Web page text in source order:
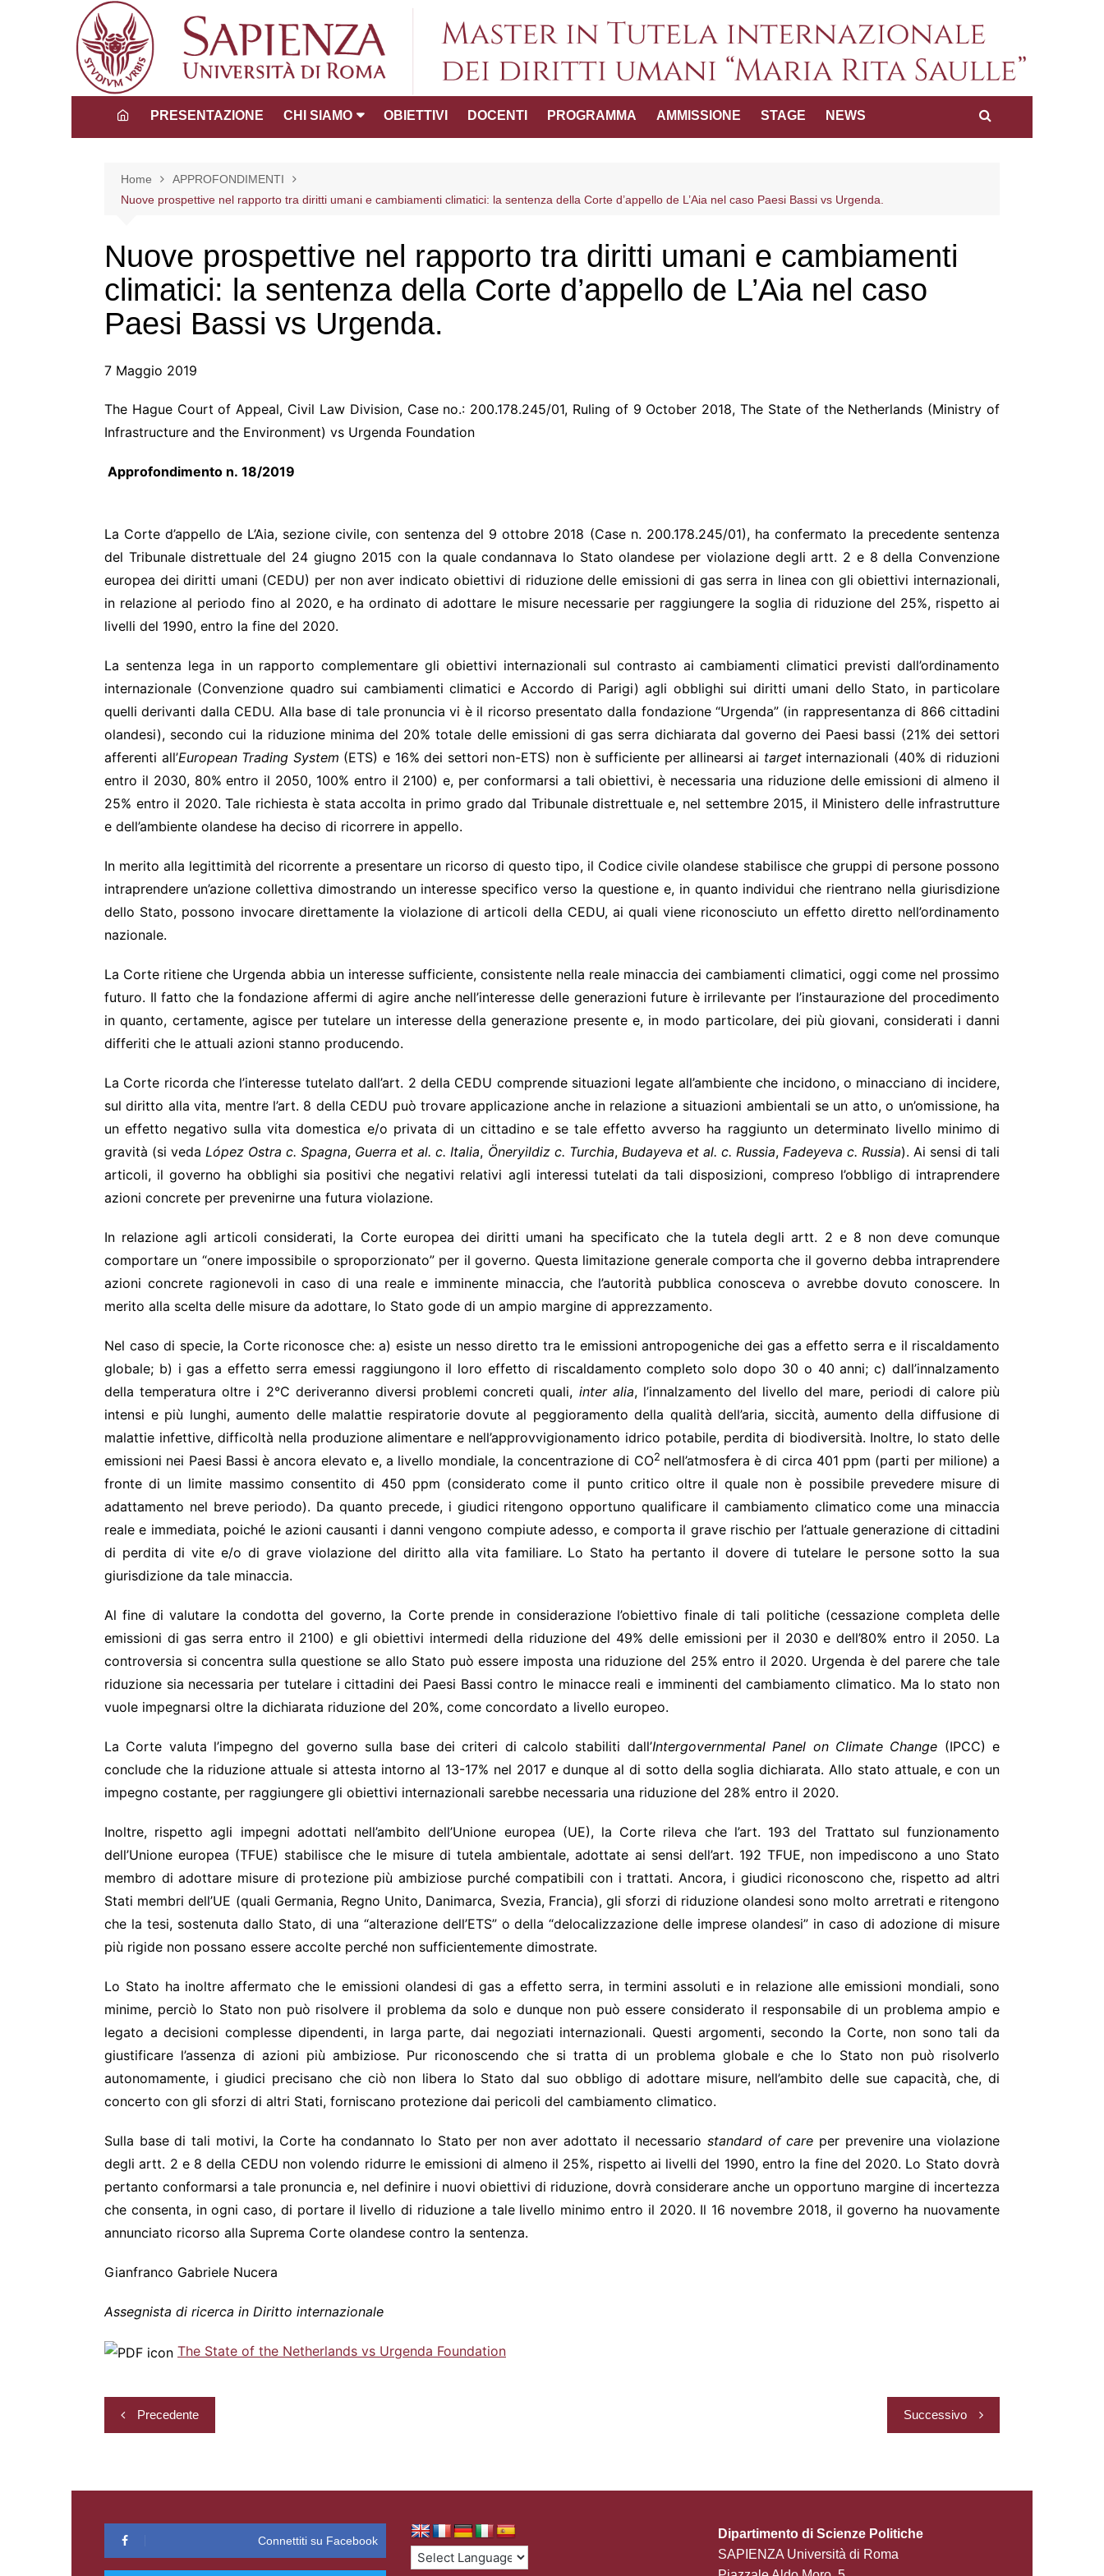
Master in Tutela internazionale dei diritti
umani "Maria Rita Saulle"
PRESENTAZIONE CHI SIAMO
Consiglio didattico-
La Comunità del Master
OBIETTIVI DOCENTI PROGRAMMA AMMISSIONE STAGE NEWS
Home
APPROFONDIMENTI
Nuove prospettive nel rapporto tra diritti umani e cambiamenti climatici: la sentenza della Corte d’appello de L’Aia nel caso Paesi Bassi vs Urgenda.
Nuove prospettive nel rapporto tra diritti umani e cambiamenti
climatici: la sentenza della Corte d’appello de L’Aia nel caso
Paesi Bassi vs Urgenda.
7 Maggio 2019
The Hague Court of Appeal, Civil Law Division, Case no.: 200.178.245/01, Ruling of 9 October 2018, The State of the Netherlands (Ministry of
Infrastructure and the Environment) vs Urgenda Foundation
Approfondimento n. 18/2019
La Corte d’appello de L’Aia, sezione civile, con sentenza del 9 ottobre 2018 (Case n. 200.178.245/01), ha confermato la precedente sentenza
del Tribunale distrettuale del 24 giugno 2015 con la quale condannava lo Stato olandese per violazione degli artt. 2 e 8 della Convenzione
europea dei diritti umani (CEDU) per non aver indicato obiettivi di riduzione delle emissioni di gas serra in linea con gli obiettivi internazionali,
in relazione al periodo fino al 2020, e ha ordinato di adottare le misure necessarie per raggiungere la soglia di riduzione del 25%, rispetto ai
livelli del 1990, entro la fine del 2020.
La sentenza lega in un rapporto complementare gli obiettivi internazionali sul contrasto ai cambiamenti climatici previsti dall’ordinamento
internazionale (Convenzione quadro sui cambiamenti climatici e Accordo di Parigi) agli obblighi sui diritti umani dello Stato, in particolare
quelli derivanti dalla CEDU. Alla base di tale pronuncia vi è il ricorso presentato dalla fondazione “Urgenda” (in rappresentanza di 866 cittadini
olandesi), secondo cui la riduzione minima del 20% totale delle emissioni di gas serra dichiarata dal governo dei Paesi bassi (21% dei settori
afferenti all’European Trading System (ETS) e 16% dei settori non-ETS) non è sufficiente per allinearsi ai target internazionali (40% di riduzioni
entro il 2030, 80% entro il 2050, 100% entro il 2100) e, per conformarsi a tali obiettivi, è necessaria una riduzione delle emissioni di almeno il
25% entro il 2020. Tale richiesta è stata accolta in primo grado dal Tribunale distrettuale e, nel settembre 2015, il Ministero delle infrastrutture
e dell’ambiente olandese ha deciso di ricorrere in appello.
In merito alla legittimità del ricorrente a presentare un ricorso di questo tipo, il Codice civile olandese stabilisce che gruppi di persone possono
intraprendere un’azione collettiva dimostrando un interesse specifico verso la questione e, in quanto individui che rientrano nella giurisdizione
dello Stato, possono invocare direttamente la violazione di articoli della CEDU, ai quali viene riconosciuto un effetto diretto nell’ordinamento
nazionale.
La Corte ritiene che Urgenda abbia un interesse sufficiente, consistente nella reale minaccia dei cambiamenti climatici, oggi come nel prossimo
futuro. Il fatto che la fondazione affermi di agire anche nell’interesse delle generazioni future è irrilevante per l’instaurazione del procedimento
in quanto, certamente, agisce per tutelare un interesse della generazione presente e, in modo particolare, dei più giovani, considerati i danni
differiti che le attuali azioni stanno producendo.
La Corte ricorda che l’interesse tutelato dall’art. 2 della CEDU comprende situazioni legate all’ambiente che incidono, o minacciano di incidere,
sul diritto alla vita, mentre l’art. 8 della CEDU può trovare applicazione anche in relazione a situazioni ambientali se un atto, o un’omissione, ha
un effetto negativo sulla vita domestica e/o privata di un cittadino e se tale effetto avverso ha raggiunto un determinato livello minimo di
gravità (si vedaLópez Ostra c. Spagna, Guerra et al. c. Italia, Öneryildiz c. Turchia, Budayeva et al. c. Russia, Fadeyeva c. Russia). Ai sensi di tali
articoli, il governo ha obblighi sia positivi che negativi relativi agli interessi tutelati da tali disposizioni, compreso l’obbligo di intraprendere
azioni concrete per prevenirne una futura violazione.
In relazione agli articoli considerati, la Corte europea dei diritti umani ha specificato che la tutela degli artt. 2 e 8 non deve comunque
comportare un “onere impossibile o sproporzionato” per il governo. Questa limitazione generale comporta che il governo debba intraprendere
azioni concrete ragionevoli in caso di una reale e imminente minaccia, che l’autorità pubblica conosceva o avrebbe dovuto conoscere. In
merito alla scelta delle misure da adottare, lo Stato gode di un ampio margine di apprezzamento.
Nel caso di specie, la Corte riconosce che: a) esiste un nesso diretto tra le emissioni antropogeniche dei gas a effetto serra e il riscaldamento
globale; b) i gas a effetto serra emessi raggiungono il loro effetto di riscaldamento completo solo dopo 30 o 40 anni; c) dall’innalzamento
della temperatura oltre i 2°C deriveranno diversi problemi concreti quali, inter alia, l’innalzamento del livello del mare, periodi di calore più
intensi e più lunghi, aumento delle malattie respiratorie dovute al peggioramento della qualità dell’aria, siccità, aumento della diffusione di
malattie infettive, difficoltà nella produzione alimentare e nell’approvvigionamento idrico potabile, perdita di biodiversità. Inoltre, lo stato delle
emissioni nei Paesi Bassi è ancora elevato e, a livello mondiale, la concentrazione di CO2 nell’atmosfera è di circa 401 ppm (parti per milione) a
fronte di un limite massimo consentito di 450 ppm (considerato come il punto critico oltre il quale non è possibile prevedere misure di
adattamento nel breve periodo). Da quanto precede, i giudici ritengono opportuno qualificare il cambiamento climatico come una minaccia
reale e immediata, poiché le azioni causanti i danni vengono compiute adesso, e comporta il grave rischio per l’attuale generazione di cittadini
di perdita di vite e/o di grave violazione del diritto alla vita familiare. Lo Stato ha pertanto il dovere di tutelare le persone sotto la sua
giurisdizione da tale minaccia.
Al fine di valutare la condotta del governo, la Corte prende in considerazione l’obiettivo finale di tali politiche (cessazione completa delle
emissioni di gas serra entro il 2100) e gli obiettivi intermedi della riduzione del 49% delle emissioni per il 2030 e dell’80% entro il 2050. La
controversia si concentra sulla questione se allo Stato può essere imposta una riduzione del 25% entro il 2020. Urgenda è del parere che tale
riduzione sia necessaria per tutelare i cittadini dei Paesi Bassi contro le minacce reali e imminenti del cambiamento climatico. Ma lo stato non
vuole impegnarsi oltre la dichiarata riduzione del 20%, come concordato a livello europeo.
La Corte valuta l’impegno del governo sulla base dei criteri di calcolo stabiliti dall’Intergovernmental Panel on Climate Change (IPCC) e
conclude che la riduzione attuale si attesta intorno al 13-17% nel 2017 e dunque al di sotto della soglia dichiarata. Allo stato attuale, e con un
impegno costante, per raggiungere gli obiettivi internazionali sarebbe necessaria una riduzione del 28% entro il 2020.
Inoltre, rispetto agli impegni adottati nell’ambito dell’Unione europea (UE), la Corte rileva che l’art. 193 del Trattato sul funzionamento
dell’Unione europea (TFUE) stabilisce che le misure di tutela ambientale, adottate ai sensi dell’art. 192 TFUE, non impediscono a uno Stato
membro di adottare misure di protezione più ambiziose purché compatibili con i trattati. Ancora, i giudici riconoscono che, rispetto ad altri
Stati membri dell’UE (quali Germania, Regno Unito, Danimarca, Svezia, Francia), gli sforzi di riduzione olandesi sono molto arretrati e ritengono
che la tesi, sostenuta dallo Stato, di una “alterazione dell’ETS” o della “delocalizzazione delle imprese olandesi” in caso di adozione di misure
più rigide non possano essere accolte perché non sufficientemente dimostrate.
Lo Stato ha inoltre affermato che le emissioni olandesi di gas a effetto serra, in termini assoluti e in relazione alle emissioni mondiali, sono
minime, perciò lo Stato non può risolvere il problema da solo e dunque non può essere considerato il responsabile di un problema ampio e
legato a decisioni complesse dipendenti, in larga parte, dai negoziati internazionali. Questi argomenti, secondo la Corte, non sono tali da
giustificare l’assenza di azioni più ambiziose. Pur riconoscendo che si tratta di un problema globale e che lo Stato non può risolverlo
autonomamente, i giudici precisano che ciò non libera lo Stato dal suo obbligo di adottare misure, nell’ambito delle sue capacità, che, di
concerto con gli sforzi di altri Stati, forniscano protezione dai pericoli del cambiamento climatico.
Sulla base di tali motivi, la Corte ha condannato lo Stato per non aver adottato il necessariostandard of care per prevenire una violazione
degli artt. 2 e 8 della CEDU non volendo ridurre le emissioni di almeno il 25%, rispetto ai livelli del 1990, entro la fine del 2020. Lo Stato dovrà
pertanto conformarsi a tale pronuncia e, nel definire i nuovi obiettivi di riduzione, dovrà considerare anche un opportuno margine di incertezza
che consenta, in ogni caso, di portare il livello di riduzione a tale livello minimo entro il 2020. Il 16 novembre 2018, il governo ha nuovamente
annunciato ricorso alla Suprema Corte olandese contro la sentenza.
Gianfranco Gabriele Nucera
Assegnista di ricerca in Diritto internazionale
The State of the Netherlands vs Urgenda Foundation
Navigazione
articoli
Precedente Successivo
Connettiti su Facebook
Dipartimento di Scienze Politiche
SAPIENZA Università di Roma